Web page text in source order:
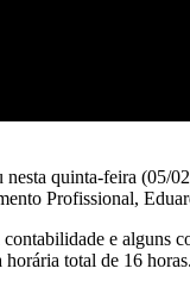
quinta-feira (05/
Profissional,
e alguns
horária total de 16 horas.